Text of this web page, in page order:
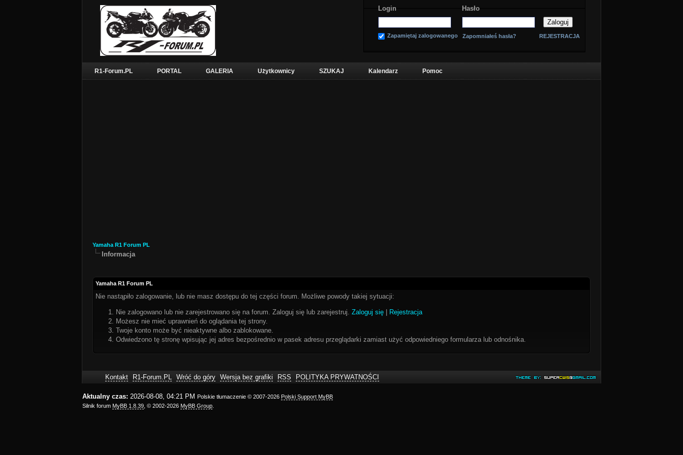
Login Hasło
Zapamiętaj zalogowanego Zapomniałeś hasła? REJESTRACJA
R1-Forum.PL PORTAL GALERIA Użytkownicy SZUKAJ Kalendarz Pomoc
Yamaha R1 Forum PL
Informacja
Yamaha R1 Forum PL
Nie nastąpiło zalogowanie, lub nie masz dostępu do tej części forum. Możliwe powody takiej sytuacji:
Nie zalogowano lub nie zarejestrowano się na forum. Zaloguj się lub zarejestruj. Zaloguj się
Rejestracja
Możesz nie mieć uprawnień do oglądania tej strony.
Twoje konto może być nieaktywne albo zablokowane.
Odwiedzono tę stronę wpisując jej adres bezpośrednio w pasek adresu przeglądarki zamiast użyć odpowiedniego formularza lub odnośnika.
Kontakt R1-Forum.PL Wróć do góry Wersja bez grafiki RSS POLITYKA PRYWATNOŚCI
Aktualny czas: 2026-08-08, 04:21 PM Polskie tłumaczenie © 2007-2026 Polski Support MyBB
Silnik forum MyBB 1.8.39 , © 2002-2026 MyBB Group